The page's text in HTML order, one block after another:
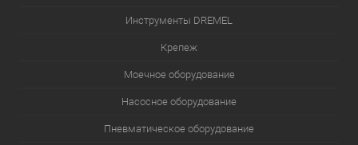
Инструменты DREMEL
Крепеж
Моечное оборудование
Насосное оборудование
Пневматическое оборудование